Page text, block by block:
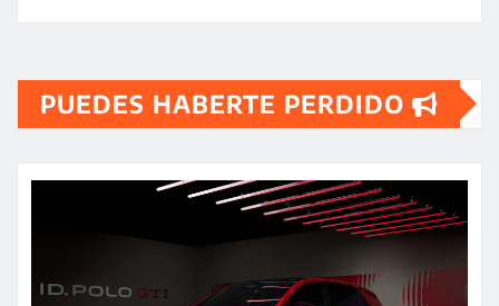
PUEDES HABERTE PERDIDO